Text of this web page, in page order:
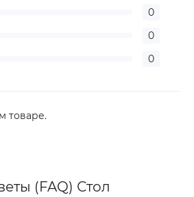
0
0
0
товаре.
(FAQ) Стол